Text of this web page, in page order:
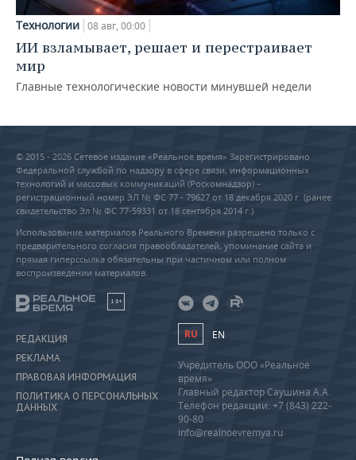
Технологии 08 авг, 00:00
ИИ взламывает, решает и перестраивает
мир
Главные технологические новости минувшей недели
© 2015 - 2026 Сетевое издание «Реальное время» Зарегистрировано
Федеральной службой по надзору в сфере связи, информационных
технологий и массовых коммуникаций (Роскомнадзор) –
регистрационный номер ЭЛ № ФС 77 - 79627 от 18 декабря 2020 г. (ранее
свидетельство Эл № ФС 77-59331 от 18 сентября 2014 г.)
Использование материалов Реального Времени разрешено только с
предварительного согласия правообладателей, упоминание сайта и
прямая гиперссылка обязательны при частичном или полном
воспроизведении материалов.
18+
РЕДАКЦИЯ
РЕКЛАМА
ПРАВОВАЯ ИНФОРМАЦИЯ
ПОЛИТИКА О ПЕРСОНАЛЬНЫХ
ДАННЫХ
RU EN
Учредитель ООО «Реальное
время»
Главный редактор Саушина А.А.
Телефон редакции: +7 (843) 222-
90-80
info@realnoevremya.ru